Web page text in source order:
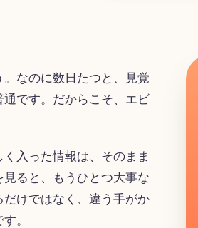
なのに数日たつと、見覚
です。だからこそ、エビ
入った情報は、そのまま
ると、もうひとつ大事な
けではなく、違う手がか
。